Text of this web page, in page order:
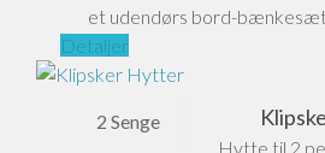
et udendørs bord-
Detaljer
2 Senge
Hytte til 2